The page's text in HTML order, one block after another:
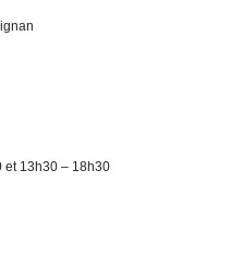
et 13h30 – 18h30